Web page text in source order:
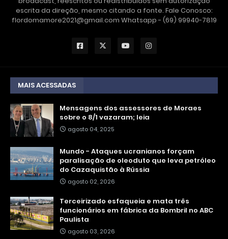
escrita da direção, mesmo citando a fonte. Fale Conosco:
flordomamore2021@gmail.com Whatsapp - (69) 99940-7819
MAIS ACESSADAS
Mensagens dos assessores de Moraes
sobre o 8/1 vazaram; leia
agosto 04, 2025
Mundo - Ataques ucranianos forçam
paralisação de oleoduto que leva petróleo
do Cazaquistão à Rússia
agosto 02, 2026
Terceirizado esfaqueia e mata três
funcionários em fábrica da Bombril no ABC
Paulista
agosto 03, 2026